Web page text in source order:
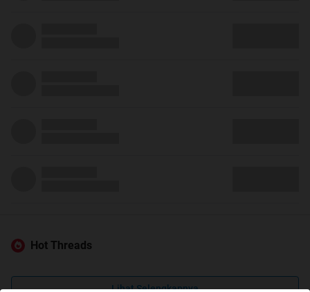
Hot Threads
Lihat Selengkapnya